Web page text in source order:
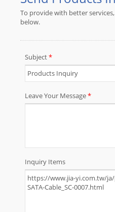
を持つJIA YIは
づいて、家電製